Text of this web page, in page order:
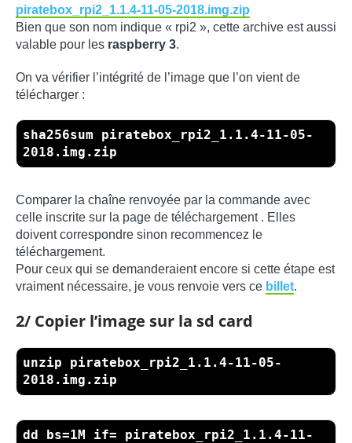
piratebox_rpi2_1.1.4-11-05-2018.img.zip
Bien que son nom indique « rpi2 », cette archive est aussi
valable pour les raspberry 3.
On va vérifier l’intégrité de l’image que l’on vient de
télécharger :
sha256sum piratebox_rpi2_1.1.4-11-05-
2018.img.zip
Comparer la chaîne renvoyée par la commande avec
celle inscrite sur la page de téléchargement . Elles
doivent correspondre sinon recommencez le
téléchargement.
Pour ceux qui se demanderaient encore si cette étape est
vraiment nécessaire, je vous renvoie vers ce billet.
2/ Copier l’image sur la sd card
unzip piratebox_rpi2_1.1.4-11-05-
2018.img.zip
dd bs=1M if= piratebox_rpi2_1.1.4-11-